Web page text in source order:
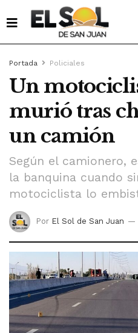
Portada Policiales
Un
murió tras
un camión
Según el camionero,
la banquina cuando
motociclista lo
Por El Sol de San Juan